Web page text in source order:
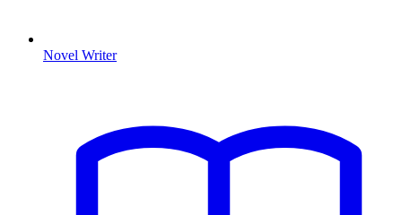
Novel Writer